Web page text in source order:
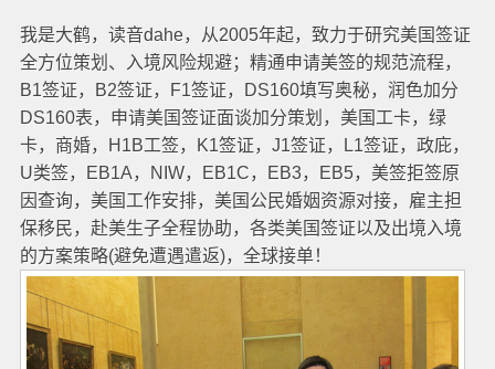
我是大鹤，读音dahe，从2005年起，致力于研究美国签证
全方位策划、入境风险规避；精通申请美签的规范流程，
B1签证，B2签证，F1签证，DS160填写奥秘，润色加分
DS160表，申请美国签证面谈加分策划，美国工卡，绿
卡，商婚，H1B工签，K1签证，J1签证，L1签证，政庇，
U类签，EB1A，NIW，EB1C，EB3，EB5，美签拒签原
因查询，美国工作安排，美国公民婚姻资源对接，雇主担
保移民，赴美生子全程协助，各类美国签证以及出境入境
的方案策略(避免遭遇遣返)，全球接单！